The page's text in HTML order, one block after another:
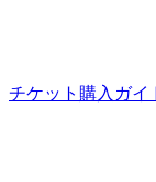
チケット購入ガイ